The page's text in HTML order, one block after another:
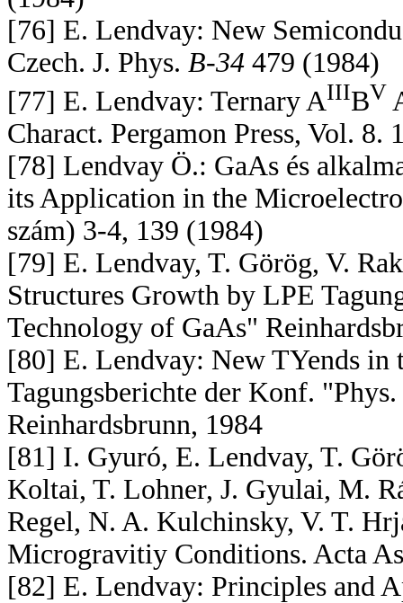
[76] E. Lendvay: New
Czech. J. Phys. B-34 479 (1984)
[77] E. Lendvay: Ternary AIIIBV
Charact. Pergamon Press, Vol. 8.
[78] Lendvay Ö.: GaAs és
its Application in the
szám) 3-4, 139 (1984)
[79] E. Lendvay, T. Görög, V.
Structures Growth by LPE
Technology of GaAs"
[80] E. Lendvay: New TYends
Tagungsberichte der Konf.
Reinhardsbrunn, 1984
[81] I. Gyuró, E. Lendvay, T.
Koltai, T. Lohner, J. Gyulai, M.
Regel, N. A. Kulchinsky, V. T.
Microgravitiy Conditions. Acta
[82] E. Lendvay: Principles and